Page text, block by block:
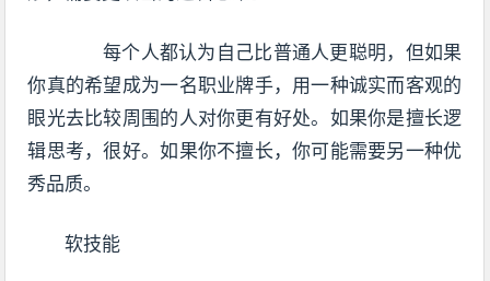
每个人都认为自己比普通人更聪明，但如果
你真的希望成为一名职业牌手，用一种诚实而客观的
眼光去比较周围的人对你更有好处。如果你是擅长逻
辑思考，很好。如果你不擅长，你可能需要另一种优
秀品质。
软技能